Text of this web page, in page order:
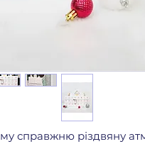
справжню різдвяну